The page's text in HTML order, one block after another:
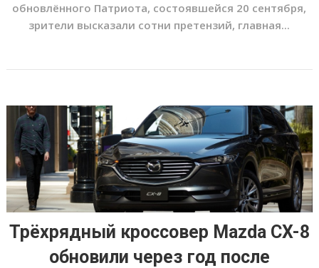
обновлённого Патриота, состоявшейся 20 сентября,
зрители высказали сотни претензий, главная...
Трёхрядный кроссовер Mazda CX-8
обновили через год после